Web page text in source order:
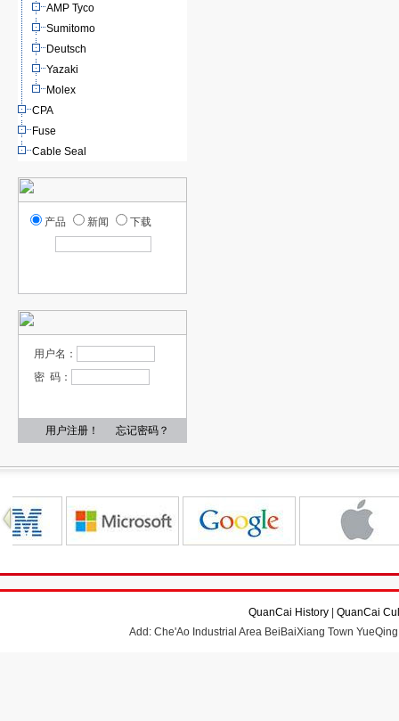
AMP Tyco
Sumitomo
Deutsch
Yazaki
Molex
CPA
Fuse
Cable Seal
产品 新闻 下载
用户名：
密 码：
用户注册！ 忘记密码？
QuanCai History
QuanCai
Add: Che'Ao Industrial Area BeiBaiXiang Town